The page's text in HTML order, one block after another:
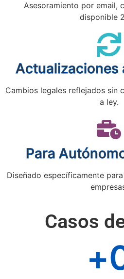
Asesoramiento por email,
disponible
Actualizaciones
Cambios legales reflejados sin
a ley.
Para
Diseñado específicamente
Casos
+